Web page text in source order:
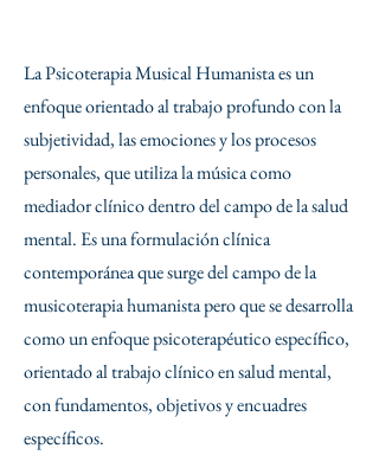
La Psicoterapia Musical Humanista es un
enfoque orientado al trabajo profundo con la
subjetividad, las emociones y los procesos
personales, que utiliza la música como
mediador clínico dentro del campo de la salud
mental. Es una formulación clínica
contemporánea que surge del campo de la
musicoterapia humanista pero que se desarrolla
como un enfoque psicoterapéutico específico,
orientado al trabajo clínico en salud mental,
con fundamentos, objetivos y encuadres
específicos.